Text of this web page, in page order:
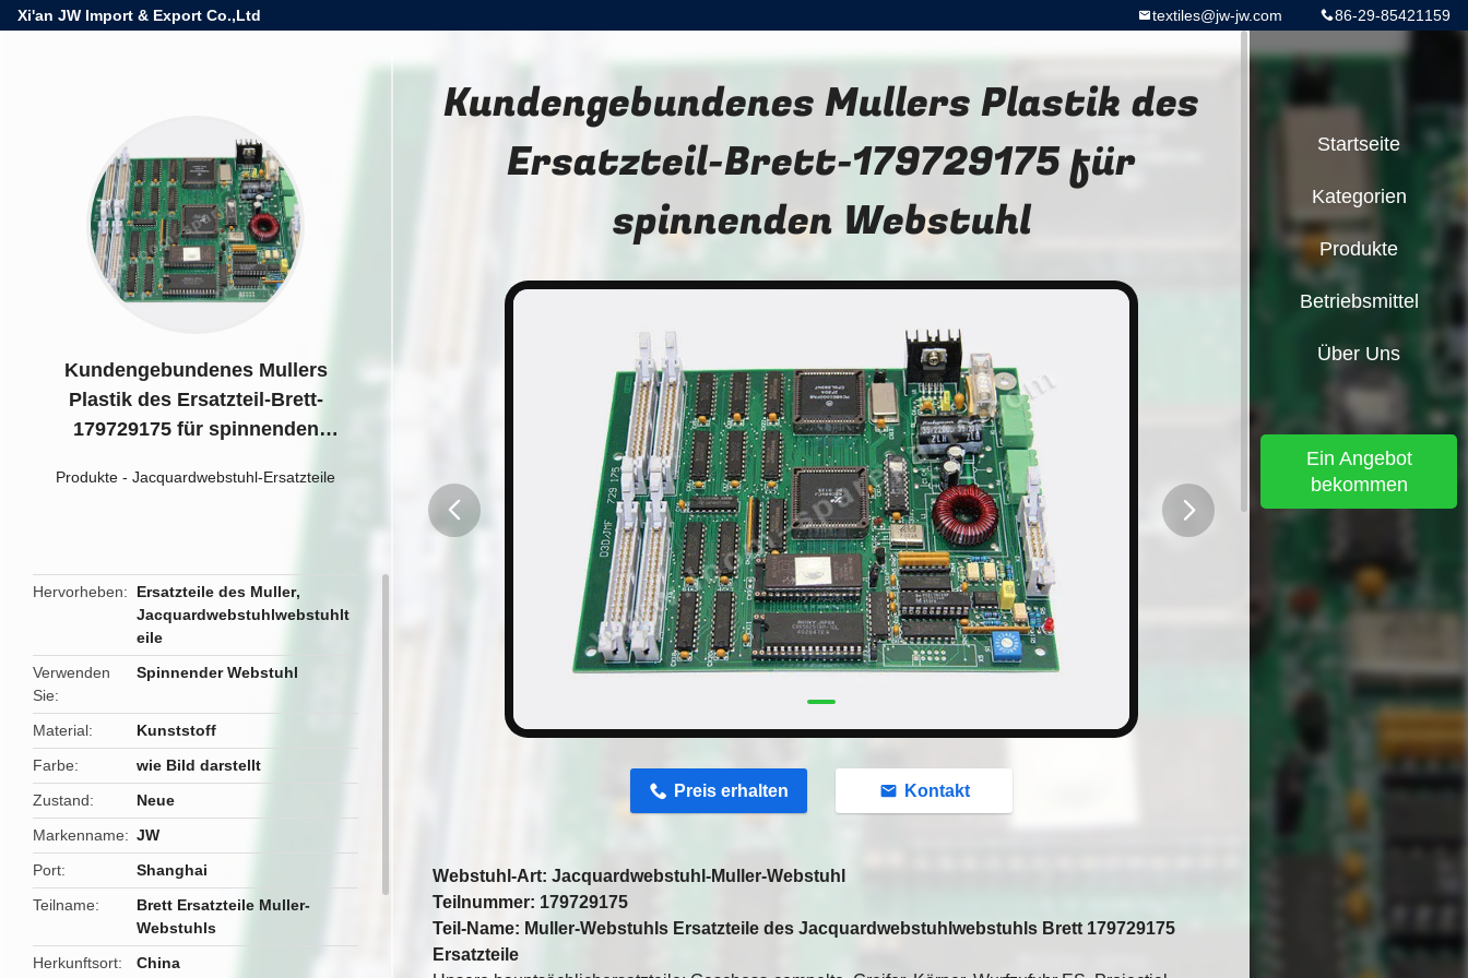
Xi'an JW Import & Export Co.,Ltd 86-29-85421159
textiles@jw-jw.com
Kundengebundenes Mullers
Plastik des Ersatzteil-Brett-
179729175 für spinnenden
Produkte - Jacquardwebstuhl-Ersatzteile
Hervorheben Ersatzteile des Muller,
Jacquardwebstuhlwebstuhlt
eile
Verwenden
Sie
Spinnender Webstuhl
Material
Kunststoff
Farbe
wie Bild darstellt
Zustand
Neue
Markenname
JW
Port
Shanghai
Teilname
Brett Ersatzteile Muller-
Webstuhls
Herkunftsort
China
Kundengebundenes Mullers Plastik des
Ersatzteil-Brett-179729175 für
spinnenden Webstuhl
Preis erhalten Kontakt
Webstuhl-Art: Jacquardwebstuhl-Muller-Webstuhl
Teilnummer: 179729175
Teil-Name: Muller-Webstuhls Ersatzteile des Jacquardwebstuhlwebstuhls Brett 179729175
Ersatzteile
Startseite
Kategorien
Produkte
Betriebsmittel
Über Uns
Ein Angebot
bekommen